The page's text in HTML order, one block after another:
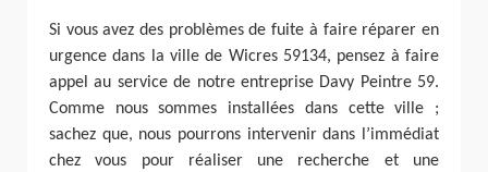
Si vous avez des problèmes de fuite à faire réparer en
urgence dans la ville de Wicres 59134, pensez à faire
appel au service de notre entreprise Davy Peintre 59.
Comme nous sommes installées dans cette ville ;
sachez que, nous pourrons intervenir dans l’immédiat
chez vous pour réaliser une recherche et une